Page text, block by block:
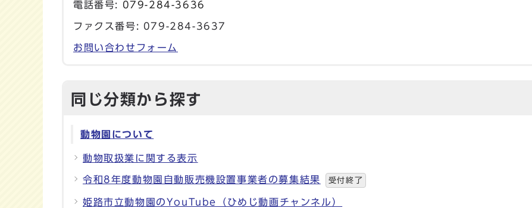
電話番号: 079-284-3636
ファクス番号: 079-284-3637
お問い合わせフォーム
同じ分類から探す
動物園について
動物取扱業に関する表示
令和8年度動物園自動販売機設置事業者の募集結果 受付終了
姫路市立動物園のYouTube（ひめじ動画チャンネル）